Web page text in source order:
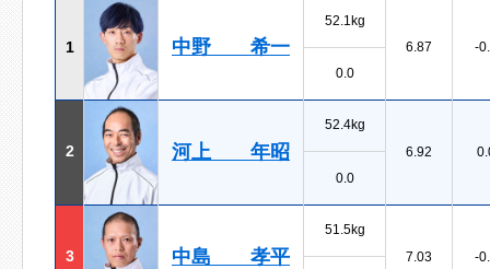
1 中野 希一
52.1kg
6.87
-
0.0
2 河上 年昭
52.4kg
6.92
0.0
3 中島 孝平
51.5kg
7.03
-